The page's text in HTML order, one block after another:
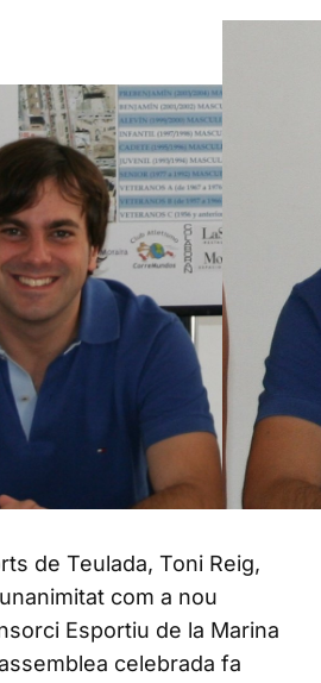
de Teulada, Toni Reig,
com a nou
Esportiu de la Marina
celebrada fa